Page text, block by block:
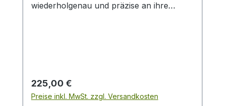
wiederholgenau und präzise an ihre
wie gewünscht und kann sogar im
dunkeln ohne Probleme sicher montiert
werden. Besonders eignet sich dieser
Regulärer Preis:
225,00 €
Preise inkl. MwSt. zzgl. Versandkosten